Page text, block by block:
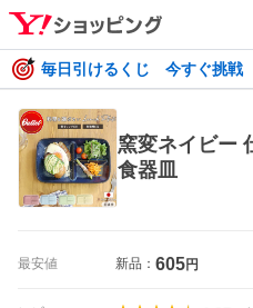
毎日引けるくじ 今すぐ挑戦
窯変ネイビー
食器皿
最安値 新品： 605円